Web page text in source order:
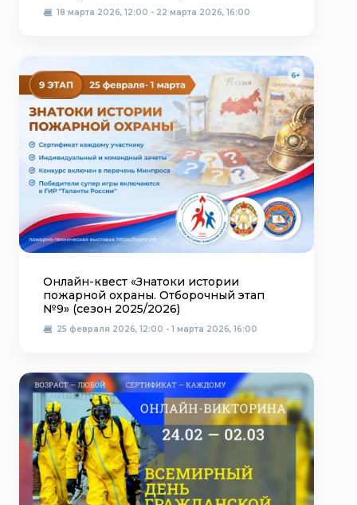
18 марта 2026, 12:00 - 22 марта 2026, 16:00
Онлайн-квест «Знатоки истории
пожарной охраны. Отборочный этап
№9» (сезон 2025/2026)
25 февраля 2026, 12:00 - 1 марта 2026, 16:00